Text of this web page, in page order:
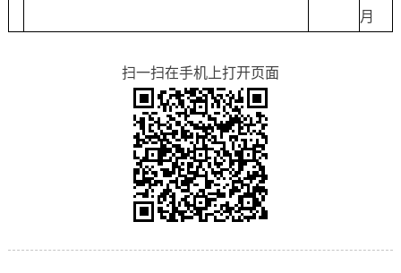
月
扫一扫在手机上打开页面